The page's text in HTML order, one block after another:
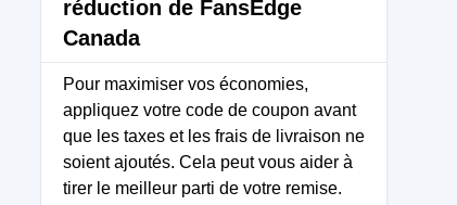
réduction de FansEdge
Canada
Pour maximiser vos économies,
appliquez votre code de coupon avant
que les taxes et les frais de livraison ne
soient ajoutés. Cela peut vous aider à
tirer le meilleur parti de votre remise.